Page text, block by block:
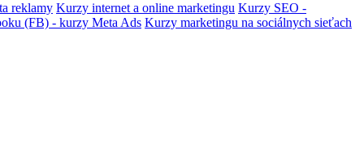
reklamy Kurzy internet a online marketingu Kurzy SEO -
(FB) - kurzy Meta Ads Kurzy marketingu na sociálnych sieťach